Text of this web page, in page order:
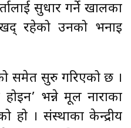
सुधार गर्ने खालका
रहेको उनको भनाइ
समेत सुरु गरिएको छ ।
भन्ने मूल नाराका
हो । संस्थाका केन्द्रीय